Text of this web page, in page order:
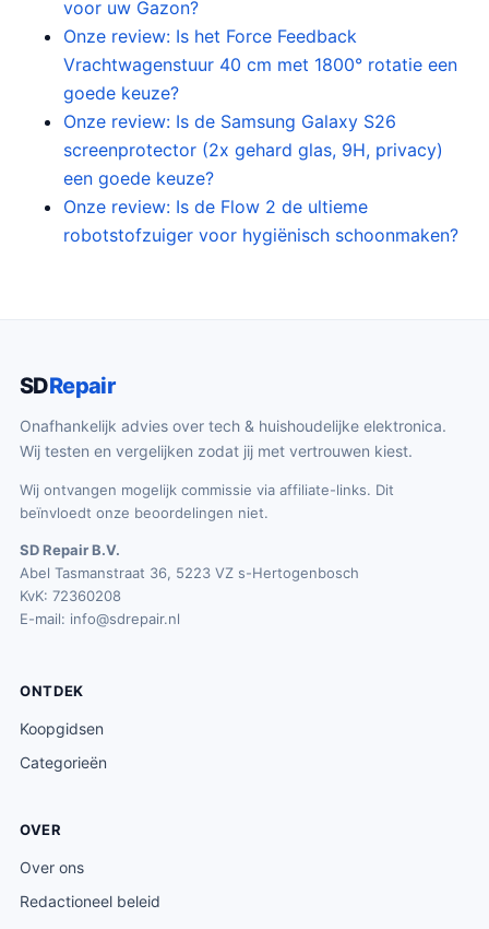
voor uw Gazon?
Onze review: Is het Force Feedback
Vrachtwagenstuur 40 cm met 1800° rotatie een
goede keuze?
Onze review: Is de Samsung Galaxy S26
screenprotector (2x gehard glas, 9H, privacy)
een goede keuze?
Onze review: Is de Flow 2 de ultieme
robotstofzuiger voor hygiënisch schoonmaken?
SDRepair
Onafhankelijk advies over tech & huishoudelijke elektronica.
Wij testen en vergelijken zodat jij met vertrouwen kiest.
Wij ontvangen mogelijk commissie via affiliate-links. Dit
beïnvloedt onze beoordelingen niet.
SD Repair B.V.
Abel Tasmanstraat 36, 5223 VZ s-Hertogenbosch
KvK: 72360208
E-mail: info@sdrepair.nl
ONTDEK
Koopgidsen
Categorieën
OVER
Over ons
Redactioneel beleid